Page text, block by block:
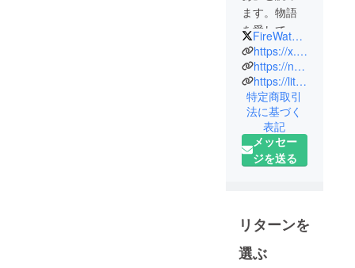
ます。物語
を愛してい
ます。
Mitsugoプロ
ジェクト会
長。AIで悟り
と世界平和
を目指しな
がら芸術、
科学技術、
などを扱う
ジェクトで
FireWaterNoah
https://x.com/FireWaterNoah
https://note.com/firewaternoah
https://lit.link/HimizuNoa
特定商取引
法に基づく
表記
メッセー
ジを送る
リターンを
選ぶ